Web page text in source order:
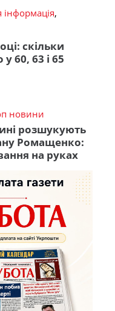
інформація,
скільки
60, 63 і 65
новини
розшукують
Ромащенко:
на руках